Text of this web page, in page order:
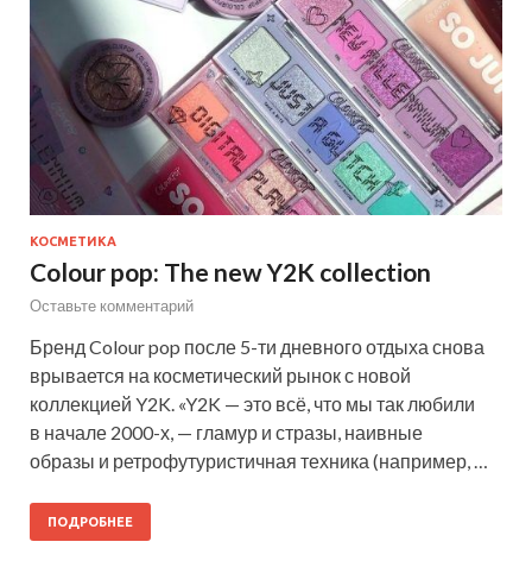
КОСМЕТИКА
Colour pop: The new Y2K collection
Оставьте комментарий
Бренд Colour pop после 5-ти дневного отдыха снова
врывается на косметический рынок с новой
коллекцией Y2K. «Y2K — это всё, что мы так любили
в начале 2000-х, — гламур и стразы, наивные
образы и ретрофутуристичная техника (например, …
ПОДРОБНЕЕ